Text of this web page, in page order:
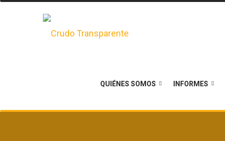
QUIÉNES SOMOS INFORMES